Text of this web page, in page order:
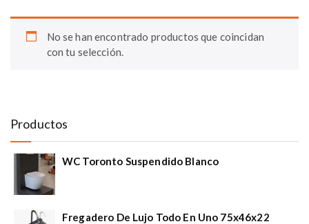
No se han encontrado productos que coincidan
con tu selección.
Productos
WC Toronto Suspendido Blanco
Fregadero De Lujo Todo En Uno 75x46x22